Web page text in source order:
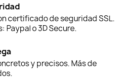
certificado de seguridad SSL.
Paypal o 3D Secure.
y precisos. Más de